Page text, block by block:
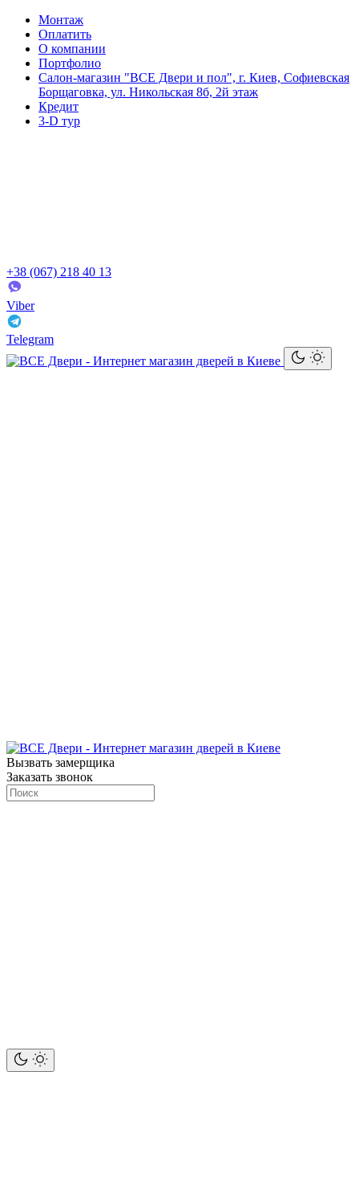
Монтаж
Оплатить
О компании
Портфолио
Салон-магазин "ВСЕ Двери и пол", г. Киев, Софиевская
Борщаговка, ул. Никольская 8б, 2й этаж
Кредит
3-D тур
+38 (067) 218 40 13
Viber
Telegram
Вызвать замерщика
Заказать звонок